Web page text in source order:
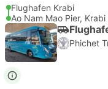
Flughafen Krabi
Ao Nam Mao Pier, Krabi
Phichet